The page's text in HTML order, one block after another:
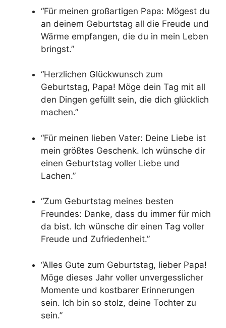
“Für meinen großartigen Papa: Mögest du
an deinem Geburtstag all die Freude und
Wärme empfangen, die du in mein Leben
bringst.”
“Herzlichen Glückwunsch zum
Geburtstag, Papa! Möge dein Tag mit all
den Dingen gefüllt sein, die dich glücklich
machen.”
“Für meinen lieben Vater: Deine Liebe ist
mein größtes Geschenk. Ich wünsche dir
einen Geburtstag voller Liebe und
Lachen.”
“Zum Geburtstag meines besten
Freundes: Danke, dass du immer für mich
da bist. Ich wünsche dir einen Tag voller
Freude und Zufriedenheit.”
“Alles Gute zum Geburtstag, lieber Papa!
Möge dieses Jahr voller unvergesslicher
Momente und kostbarer Erinnerungen
sein. Ich bin so stolz, deine Tochter zu
sein.”